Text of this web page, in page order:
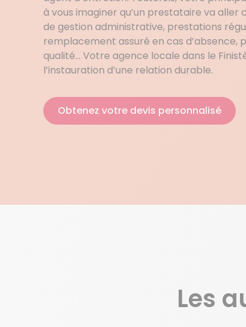
à vous imaginer qu’un prestataire va aller
de gestion administrative, prestations
remplacement assuré en cas
qualité… Votre agence locale dans le
l’instauration d’une relation durable.
Obtenez votre devis personnalisé
Les